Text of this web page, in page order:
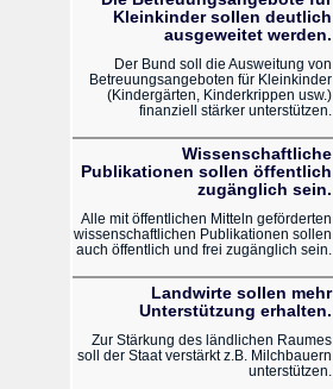
Kleinkinder sollen deutlich
ausgeweitet werden.
Der Bund soll die Ausweitung von
Betreuungsangeboten für Kleinkinder
(Kindergärten, Kinderkrippen usw.)
finanziell stärker unterstützen.
Wissenschaftliche
Publikationen sollen öffentlich
zugänglich sein.
Alle mit öffentlichen Mitteln geförderten
wissenschaftlichen Publikationen sollen
auch öffentlich und frei zugänglich sein.
Landwirte sollen mehr
Unterstützung erhalten.
Zur Stärkung des ländlichen Raumes
soll der Staat verstärkt z.B. Milchbauern
unterstützen.